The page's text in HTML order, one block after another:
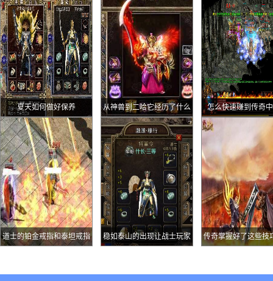
夏天如何做好保养 从神兽到二哈它经历了什么 怎么快速赚到传奇
道士的铂金戒指和泰坦戒指 稳如泰山的出现让战士玩家 传奇掌握好了这些技